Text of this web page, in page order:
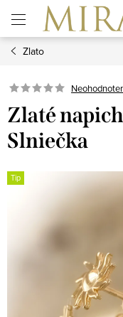
obsah
Zlato
Zlaté
Slniečka
Tip